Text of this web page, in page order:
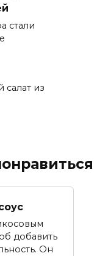
стали
из
добавить
Он